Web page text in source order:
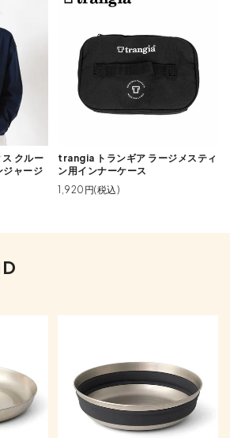
クルー
ャージ
trangia トランギア ラージメスティ
ン用インナーケース
1,920円(税込)